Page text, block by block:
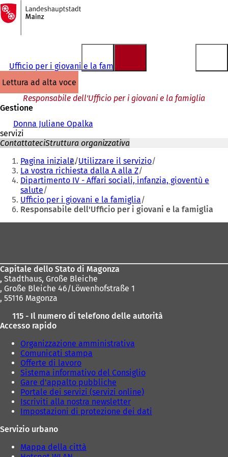
Vai al contenuto
Alla
pagina
iniziale
Ufficio per i giovani e la famiglia
lettura ad alta voce
Responsabile dell'Ufficio per i giovani e la famiglia
Gestione
Donna Juliane Opalka
servizi
ContattateciStruttura organizzativa
Siete
qui:
Pagina iniziale Utilizzare il servizio
La vostra richiesta dalla A alla Z
Dipartimento IV - Affari sociali, infanzia, gioventù e
salute
Ufficio per i giovani e la famiglia
Responsabile dell'Ufficio per i giovani e la famiglia
Capitale dello Stato di Magonza
, Stadthaus, Große Bleiche
, Große Bleiche 46/Löwenhofstraße 1
, 55116 Magonza
115 - Il numero di telefono delle autorità
Accesso rapido
Organizzazione amministrativa
Comunicati stampa
Offerte di lavoro
Sistema informativo del Consiglio
Gare d'appalto pubbliche
Portale dei servizi (servizi online)
Iscriviti alla nostra newsletter
Impostazioni di protezione dei dati
Servizio urbano
Mappa della città